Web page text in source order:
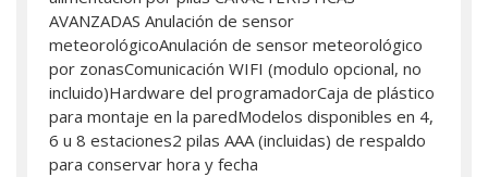
AVANZADAS Anulación de sensor
meteorológicoAnulación de sensor meteorológico
por zonasComunicación WIFI (modulo opcional, no
incluido)Hardware del programadorCaja de plástico
para montaje en la paredModelos disponibles en 4,
6 u 8 estaciones2 pilas AAA (incluidas) de respaldo
para conservar hora y fecha